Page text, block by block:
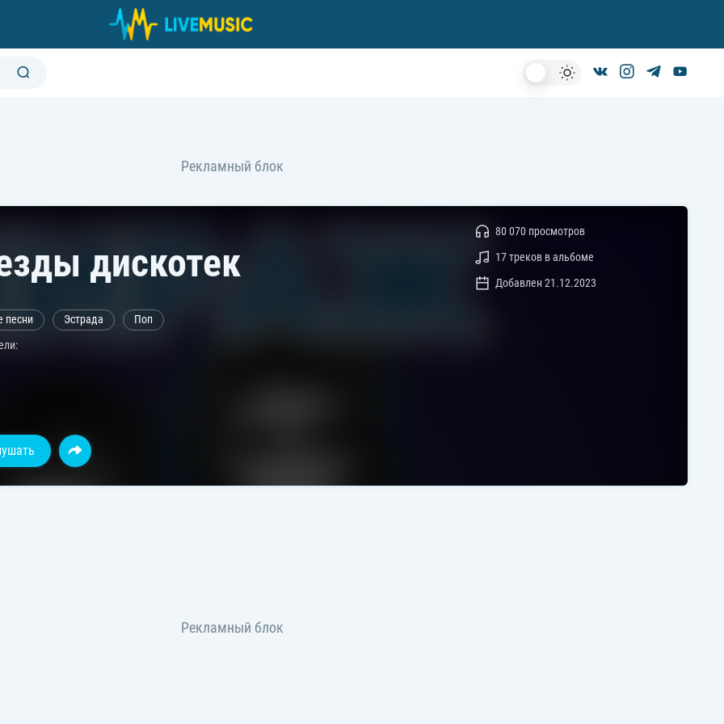
дискотек
песни Эстрада
Поп
80 070 просмотров
17 треков в альбоме
Добавлен 21.12.2023